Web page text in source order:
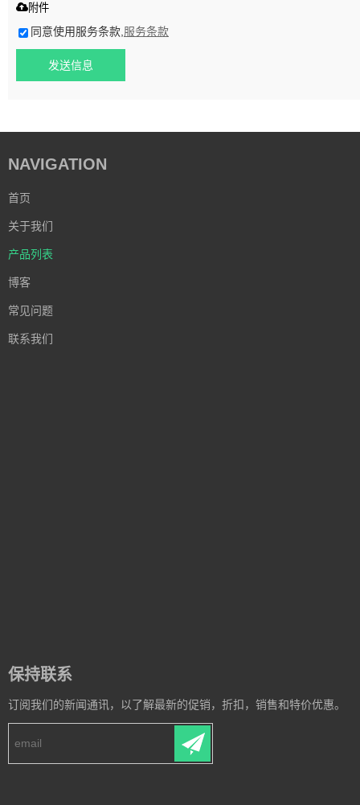
附件
同意使用服务条款, 服务条款
发送信息
NAVIGATION
首页
关于我们
产品列表
博客
常见问题
联系我们
保持联系
订阅我们的新闻通讯，以了解最新的促销，折扣，销售和特价优惠。